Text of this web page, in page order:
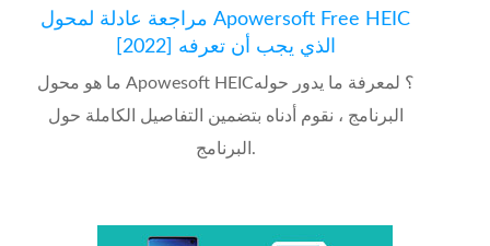
مراجعة عادلة لمحول Apowersoft Free HEIC
الذي يجب أن تعرفه [2022]
ما هو محول Apowesoft HEIC؟ لمعرفة ما يدور حوله
البرنامج ، نقوم أدناه بتضمين التفاصيل الكاملة حول
البرنامج.